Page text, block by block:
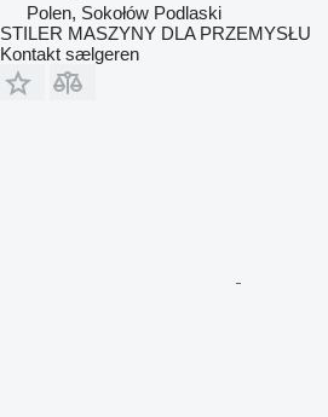
Polen, Sokołów Podlaski
STILER MASZYNY DLA PRZEMYSŁU
Kontakt sælgeren